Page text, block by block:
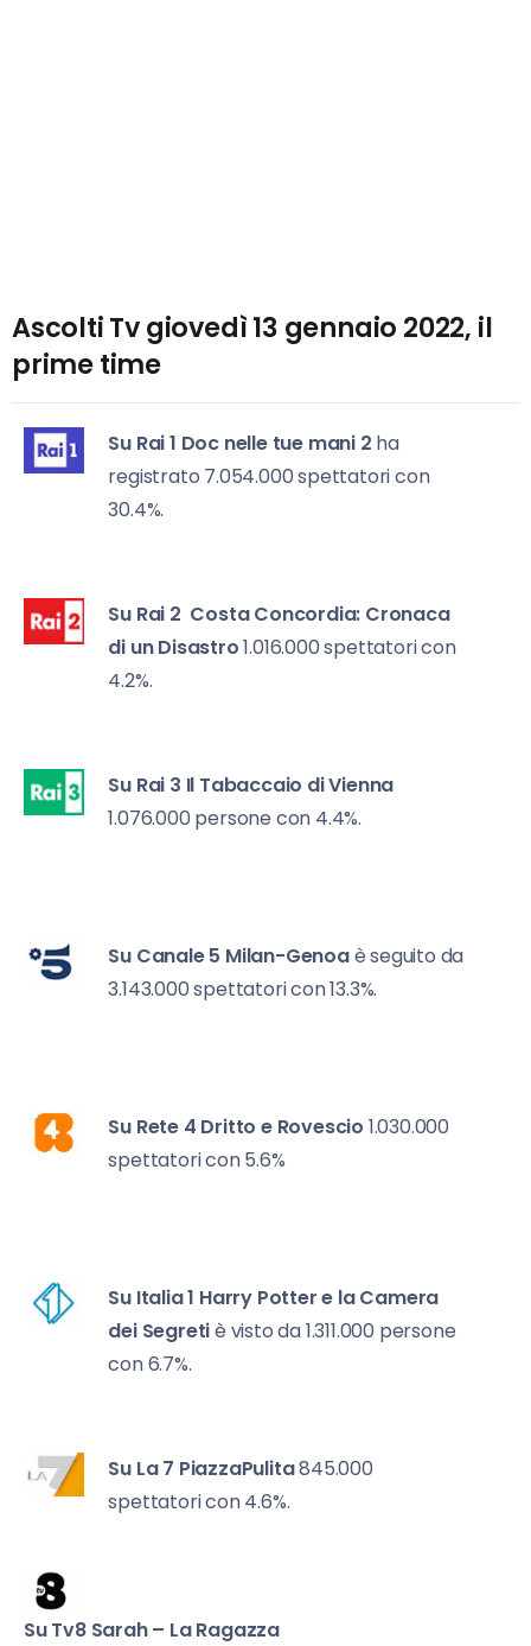
Ascolti Tv giovedì 13 gennaio 2022, il
prime time
Su Rai 1 Doc nelle tue mani 2 ha
registrato 7.054.000 spettatori con
30.4%.
Su Rai 2 Costa Concordia: Cronaca
di un Disastro1.016.000 spettatori con
4.2%.
Su Rai 3 Il Tabaccaio di Vienna
1.076.000 persone con 4.4%.
Su Canale 5 Milan-Genoaè seguito da
3.143.000 spettatori con 13.3%.
Su Rete 4 Dritto e Rovescio 1.030.000
spettatori con 5.6%
Su Italia 1 Harry Potter e la Camera
dei Segretiè visto da 1.311.000 persone
con 6.7%.
Su La 7 PiazzaPulita845.000
spettatori con 4.6%.
Su Tv8 Sarah – La Ragazza